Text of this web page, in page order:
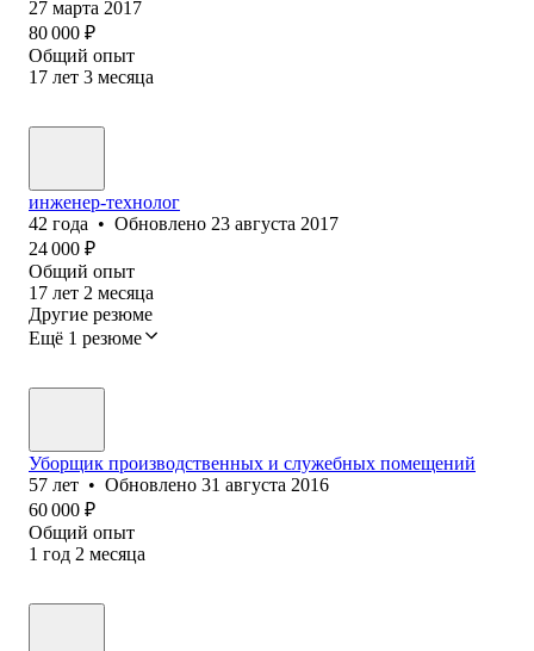
27 марта 2017
80 000 ₽
Общий опыт
17 лет 3 месяца
инженер-технолог
42 года • Обновлено 23 августа 2017
24 000 ₽
Общий опыт
17 лет 2 месяца
Другие резюме
Ещё 1 резюме
Уборщик производственных и служебных помещений
57 лет • Обновлено 31 августа 2016
60 000 ₽
Общий опыт
1 год 2 месяца